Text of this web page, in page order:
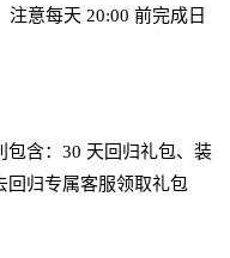
意每天 20:00 前完成日
包含：30 天回归礼包、装
回归专属客服领取礼包